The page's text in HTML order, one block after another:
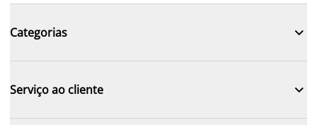
Categorias 
Serviço ao cliente 